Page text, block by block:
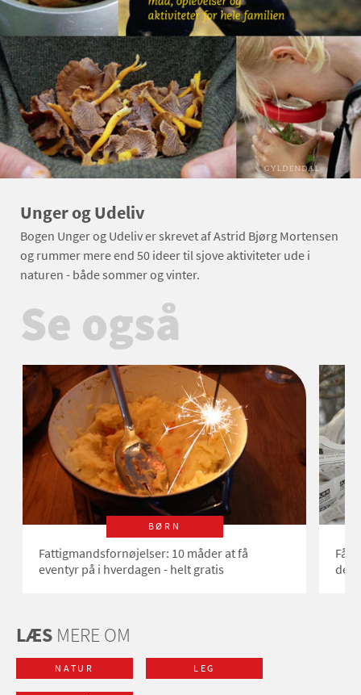
Unger og Udeliv
Bogen Unger og Udeliv er skrevet af Astrid Bjørg Mortensen
og rummer mere end 50 ideer til sjove aktiviteter ude i
naturen - både sommer og vinter.
Se også
BØRN
Fattigmandsfornøjelser: 10 måder at få
eventyr på i hverdagen - helt gratis
Få
de
LÆS MERE OM
NATUR LEG